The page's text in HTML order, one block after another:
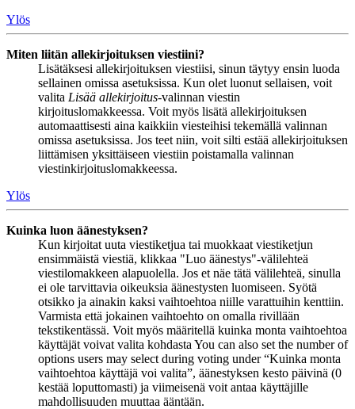
Ylös
Miten liitän allekirjoituksen viestiini?
Lisätäksesi allekirjoituksen viestiisi, sinun täytyy ensin luoda
sellainen omissa asetuksissa. Kun olet luonut sellaisen, voit
valita Lisää allekirjoitus-valinnan viestin
kirjoituslomakkeessa. Voit myös lisätä allekirjoituksen
automaattisesti aina kaikkiin viesteihisi tekemällä valinnan
omissa asetuksissa. Jos teet niin, voit silti estää allekirjoituksen
liittämisen yksittäiseen viestiin poistamalla valinnan
viestinkirjoituslomakkeessa.
Ylös
Kuinka luon äänestyksen?
Kun kirjoitat uuta viestiketjua tai muokkaat viestiketjun
ensimmäistä viestiä, klikkaa "Luo äänestys"-välilehteä
viestilomakkeen alapuolella. Jos et näe tätä välilehteä, sinulla
ei ole tarvittavia oikeuksia äänestysten luomiseen. Syötä
otsikko ja ainakin kaksi vaihtoehtoa niille varattuihin kenttiin.
Varmista että jokainen vaihtoehto on omalla rivillään
tekstikentässä. Voit myös määritellä kuinka monta vaihtoehtoa
käyttäjät voivat valita kohdasta You can also set the number of
options users may select during voting under “Kuinka monta
vaihtoehtoa käyttäjä voi valita”, äänestyksen kesto päivinä (0
kestää loputtomasti) ja viimeisenä voit antaa käyttäjille
mahdollisuuden muuttaa ääntään.